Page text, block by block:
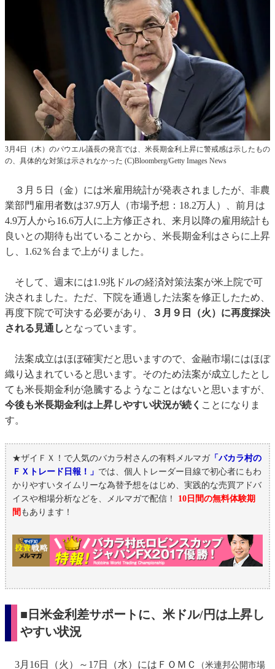
3月4日（木）のパウエル議長の発言では、米長期金利上昇に警戒感は示したもの
の、具体的な対策は示されなかった (C)Bloomberg/Getty Images News
３月５日（金）には米雇用統計が発表されましたが、非農
業部門雇用者数は37.9万人（市場予想：18.2万人）、前月は
4.9万人から16.6万人に上方修正され、来月以降の雇用統計も
良いとの期待も出ていることから、米長期金利はさらに上昇
し、1.62％台まで上がりました。
そして、週末には1.9兆ドルの経済対策法案が米上院で可
決されました。ただ、下院を通過した法案を修正したため、
再度下院で可決する必要があり、
３月９日（火）に再度採決
される見通し となっています。
法案成立はほぼ確実だと思いますので、金融市場にはほぼ
織り込まれていると思います。そのため法案が成立したとし
ても米長期金利が急騰するようなことはないと思いますが、
今後も米長期金利は上昇しやすい状況が続く ことになりま
す。
★ザイＦＸ！で人気のバカラ村さんの有料メルマガ「バカラ村の
ＦＸトレード日報！」 では、個人トレーダー目線で初心者にもわ
かりやすいタイムリーな為替予想をはじめ、実践的な売買アドバ
イスや相場分析などを、メルマガで配信！
10日間の無料体験期
間 もあります！
■日米金利差サポートに、米ドル/円は上昇し
やすい状況
3月16日（火）～17日（水）にはＦＯＭＣ
（米連邦公開市場